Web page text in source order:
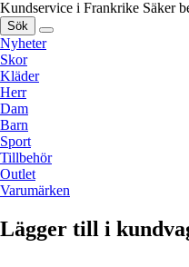
Kundservice i Frankrike Säker
Sök
Nyheter
Skor
Kläder
Herr
Dam
Barn
Sport
Tillbehör
Outlet
Varumärken
Lägger till i